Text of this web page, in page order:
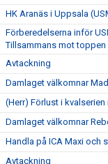
HK Aranäs i Uppsala
Förberedelserna inför
Tillsammans mot toppen
Avtackning
Damlaget välkomnar
(Herr) Förlust i
Damlaget välkomnar
Handla på ICA Maxi och
Avtackning